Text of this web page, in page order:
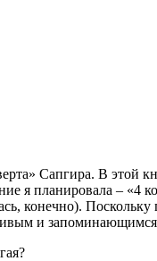
Сапгира. В этой
планировала – «4
конечно). Поскольку
и